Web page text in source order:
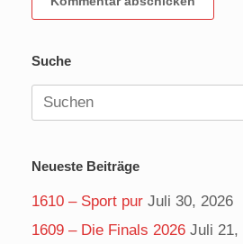
Suche
Suchen
nach:
Neueste Beiträge
1610 – Sport pur Juli 30, 2026
1609 – Die Finals 2026 Juli 21,